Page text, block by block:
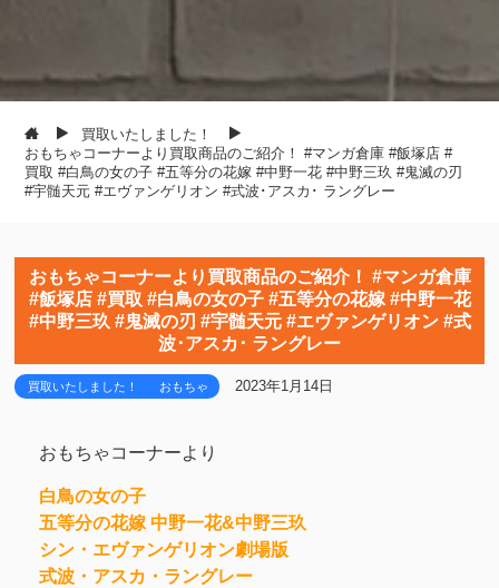
買取いたしました！
おもちゃコーナーより買取商品のご紹介！ #マンガ倉庫 #飯塚店 #
買取 #白鳥の女の子 #五等分の花嫁 #中野一花 #中野三玖 #鬼滅の刃
#宇髄天元 #エヴァンゲリオン #式波･アスカ･ ラングレー
おもちゃコーナーより買取商品のご紹介！ #マンガ倉庫
#飯塚店 #買取 #白鳥の女の子 #五等分の花嫁 #中野一花
#中野三玖 #鬼滅の刃 #宇髄天元 #エヴァンゲリオン #式
波･アスカ･ ラングレー
買取いたしました！ おもちゃ 2023年1月14日
おもちゃコーナーより
白鳥の女の子
五等分の花嫁 中野一花&中野三玖
シン・エヴァンゲリオン劇場版
式波・アスカ・ラングレー